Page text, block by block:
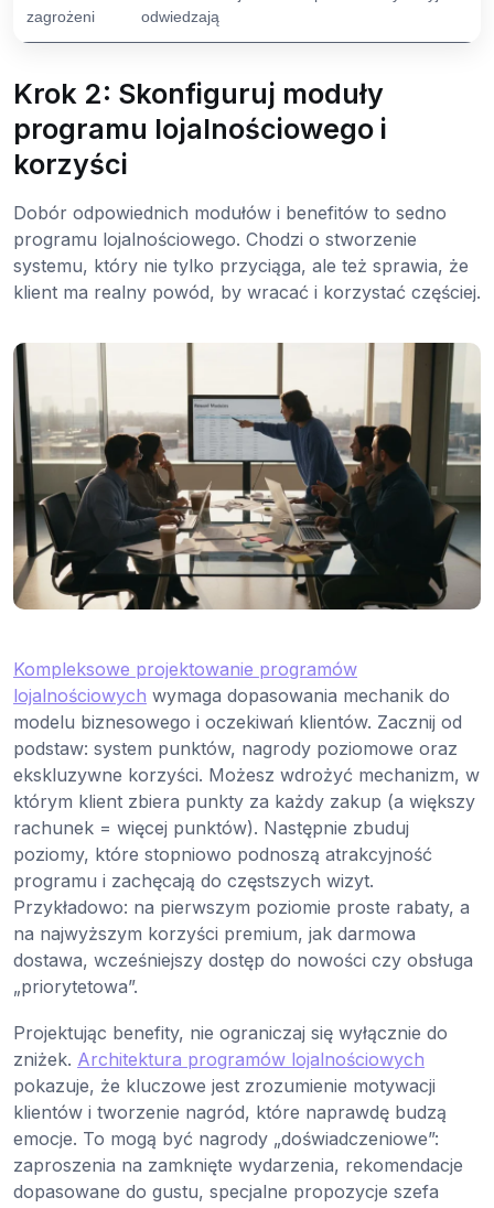
zagrożeni
odwiedzają
Krok 2: Skonfiguruj moduły
programu lojalnościowego i
korzyści
Dobór odpowiednich modułów i benefitów to sedno
programu lojalnościowego. Chodzi o stworzenie
systemu, który nie tylko przyciąga, ale też sprawia, że
klient ma realny powód, by wracać i korzystać częściej.
Kompleksowe projektowanie programów
lojalnościowych wymaga dopasowania mechanik do
modelu biznesowego i oczekiwań klientów. Zacznij od
podstaw: system punktów, nagrody poziomowe oraz
ekskluzywne korzyści. Możesz wdrożyć mechanizm, w
którym klient zbiera punkty za każdy zakup (a większy
rachunek = więcej punktów). Następnie zbuduj
poziomy, które stopniowo podnoszą atrakcyjność
programu i zachęcają do częstszych wizyt.
Przykładowo: na pierwszym poziomie proste rabaty, a
na najwyższym korzyści premium, jak darmowa
dostawa, wcześniejszy dostęp do nowości czy obsługa
„priorytetowa”.
Projektując benefity, nie ograniczaj się wyłącznie do
zniżek. Architektura programów lojalnościowych
pokazuje, że kluczowe jest zrozumienie motywacji
klientów i tworzenie nagród, które naprawdę budzą
emocje. To mogą być nagrody „doświadczeniowe”:
zaproszenia na zamknięte wydarzenia, rekomendacje
dopasowane do gustu, specjalne propozycje szefa